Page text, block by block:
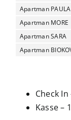
Apartman PAULA
Apartman MORE
Apartman SARA
Apartman
Check
Kasse –